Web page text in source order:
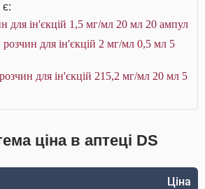
є:
для ін'єкцій 1,5 мг/мл 20 мл 20 ампул
для ін'єкцій 2 мг/мл 0,5 мл 5
для ін'єкцій 215,2 мг/мл 20 мл 5
ціна в аптеці DS
Ціна